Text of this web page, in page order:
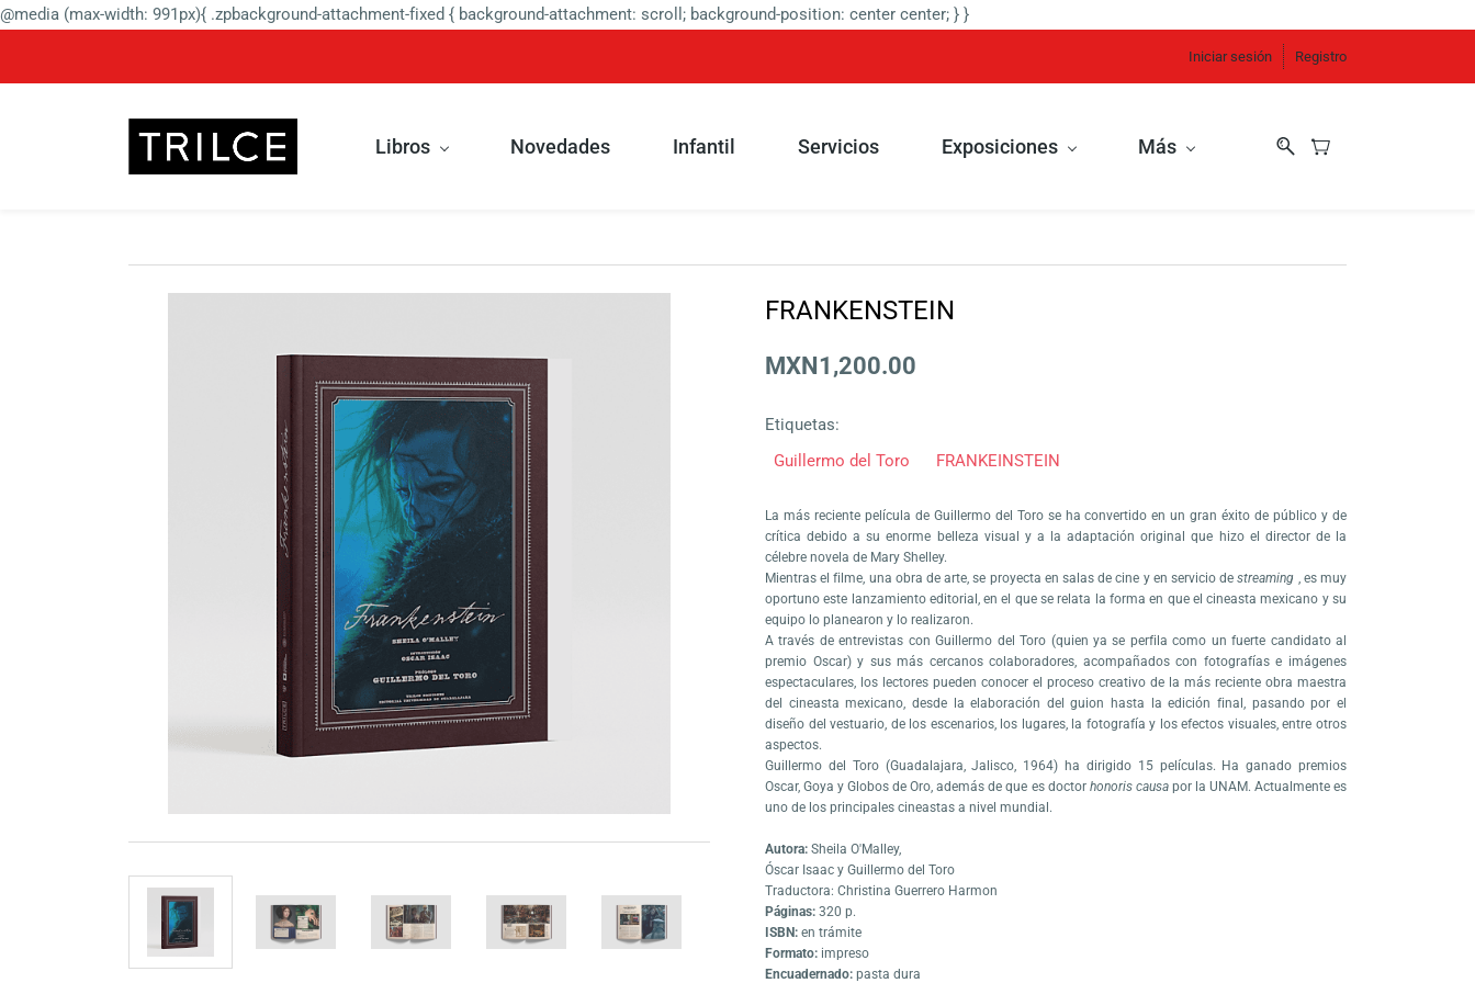
@media (max-width: 991px){ .zpbackground-attachment-fixed { background-attachment: scroll; background-position: center center; } }
Iniciar sesión Registro
Libros Novedades Infantil Servicios Exposiciones Más
FRANKENSTEIN
MXN1,200.00
Etiquetas:
Guillermo del Toro
FRANKEINSTEIN
La más reciente película de Guillermo del Toro se ha convertido en un gran éxito de público y de
crítica debido a su enorme belleza visual y a la adaptación original que hizo el director de la
célebre novela de Mary Shelley.
Mientras el filme, una obra de arte, se proyecta en salas de cine y en servicio destreaming , es muy
oportuno este lanzamiento editorial, en el que se relata la forma en que el cineasta mexicano y su
equipo lo planearon y lo realizaron.
A través de entrevistas con Guillermo del Toro (quien ya se perfila como un fuerte candidato al
premio Oscar) y sus más cercanos colaboradores, acompañados con fotografías e imágenes
espectaculares, los lectores pueden conocer el proceso creativo de la más reciente obra maestra
del cineasta mexicano, desde la elaboración del guion hasta la edición final, pasando por el
diseño del vestuario, de los escenarios, los lugares, la fotografía y los efectos visuales, entre otros
aspectos.
Guillermo del Toro (Guadalajara, Jalisco, 1964) ha dirigido 15 películas. Ha ganado premios
Oscar, Goya y Globos de Oro, además de que es doctor honoris causapor la UNAM. Actualmente es
uno de los principales cineastas a nivel mundial.
Autora: Sheila O'Malley,
Óscar Isaac y Guillermo del Toro
Traductora: Christina Guerrero Harmon
Páginas: 320 p.
ISBN: en trámite
Formato: impreso
Encuadernado: pasta dura